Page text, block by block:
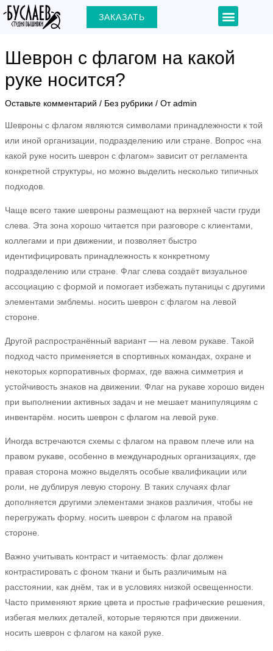
Перейти
ЗАКАЗАТЬ Menu
Шеврон с флагом на какой
руке носится?
Оставьте комментарий / Без рубрики / Отadmin
Шевроны с флагом являются символами принадлежности к той
или иной организации, подразделению или стране. Вопрос «на
какой руке носить шеврон с флагом» зависит от регламента
конкретной структуры, но можно выделить несколько типичных
подходов.
Чаще всего такие шевроны размещают на верхней части груди
слева. Эта зона хорошо читается при разговоре с клиентами,
коллегами и при движении, и позволяет быстро
идентифицировать принадлежность к конкретному
подразделению или стране. Флаг слева создаёт визуальное
ассоциацию с формой и помогает избежать путаницы с другими
элементами эмблемы. носить шеврон с флагом на левой
стороне.
Другой распространённый вариант — на левом рукаве. Такой
подход часто применяется в спортивных командах, охране и
некоторых корпоративных формах, где важна симметрия и
устойчивость знаков на движении. Флаг на рукаве хорошо виден
при выполнении активных задач и не мешает манипуляциям с
инвентарём. носить шеврон с флагом на левой руке.
Иногда встречаются схемы с флагом на правом плече или на
правом рукаве, особенно в международных организациях, где
правая сторона можно выделять особые квалификации или
роли, не дублируя левую сторону. В таких случаях флаг
дополняется другими элементами знаков различия, чтобы не
перегружать форму. носить шеврон с флагом на правой
стороне.
Важно учитывать контраст и читаемость: флаг должен
контрастировать с фоном ткани и быть различимым на
расстоянии, как днём, так и в условиях низкой освещенности.
Часто применяют яркие цвета и простые графические решения,
избегая мелких деталей, которые теряются при движении.
носить шеврон с флагом на какой руке.
Навигация
по